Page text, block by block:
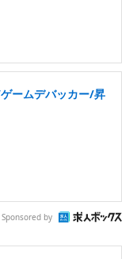
ームデバッカー/昇
Sponsored by